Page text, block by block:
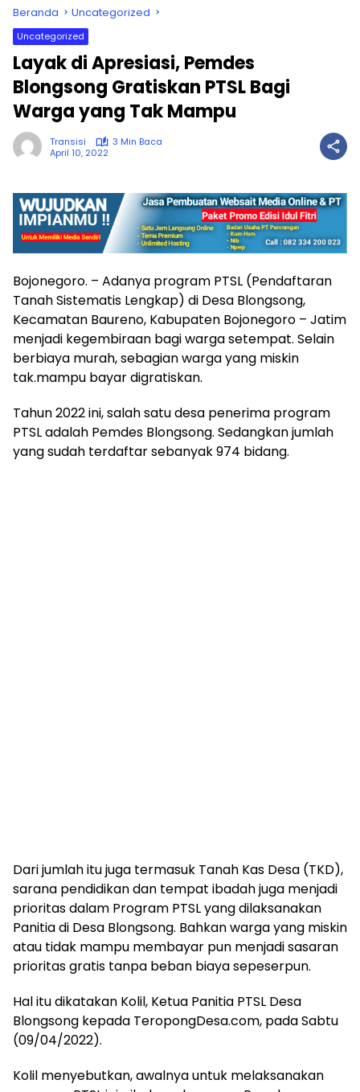
Beranda Uncategorized
Uncategorized
Layak di Apresiasi, Pemdes
Blongsong Gratiskan PTSL Bagi
Warga yang Tak Mampu
Transisi
3 Min Baca
April 10, 2022
Bojonegoro. – Adanya program PTSL (Pendaftaran
Tanah Sistematis Lengkap) di Desa Blongsong,
Kecamatan Baureno, Kabupaten Bojonegoro – Jatim
menjadi kegembiraan bagi warga setempat. Selain
berbiaya murah, sebagian warga yang miskin
tak.mampu bayar digratiskan.
Tahun 2022 ini, salah satu desa penerima program
PTSL adalah Pemdes Blongsong. Sedangkan jumlah
yang sudah terdaftar sebanyak 974 bidang.
Dari jumlah itu juga termasuk Tanah Kas Desa (TKD),
sarana pendidikan dan tempat ibadah juga menjadi
prioritas dalam Program PTSL yang dilaksanakan
Panitia di Desa Blongsong. Bahkan warga yang miskin
atau tidak mampu membayar pun menjadi sasaran
prioritas gratis tanpa beban biaya sepeserpun.
Hal itu dikatakan Kolil, Ketua Panitia PTSL Desa
Blongsong kepada TeropongDesa.com, pada Sabtu
(09/04/2022).
Kolil menyebutkan, awalnya untuk melaksanakan